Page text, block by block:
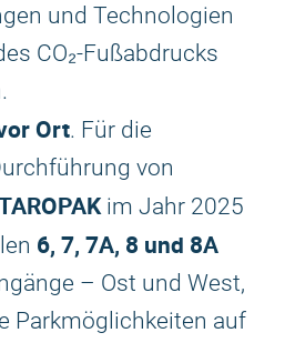
und Technologien
CO₂-Fußabdrucks
Ort. Für die
von
im Jahr 2025
6, 7, 7A, 8 und 8A
– Ost und West,
Parkmöglichkeiten auf